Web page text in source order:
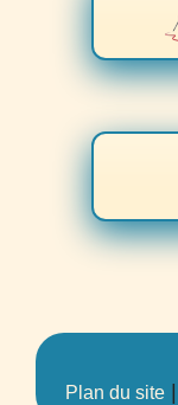
Plan du site |